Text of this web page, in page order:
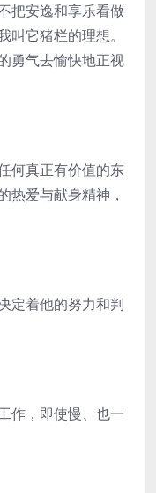
把安逸和享乐看做
它猪栏的理想。
勇气去愉快地正视
何真正有价值的东
热爱与献身精神，
定着他的努力和判
作，即使慢、也一